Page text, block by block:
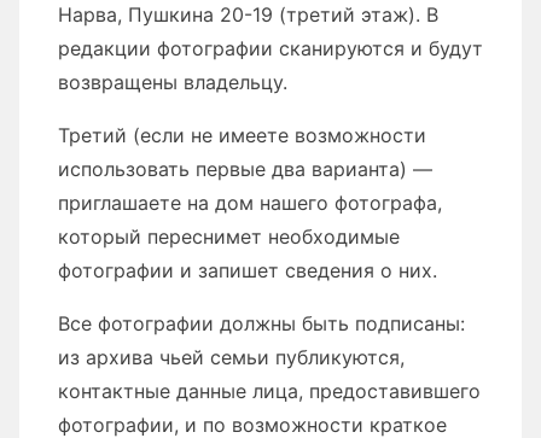
Нарва, Пушкина 20-19 (третий этаж). В
редакции фотографии сканируются и будут
возвращены владельцу.
Третий (если не имеете возможности
использовать первые два варианта) —
приглашаете на дом нашего фотографа,
который переснимет необходимые
фотографии и запишет сведения о них.
Все фотографии должны быть подписаны:
из архива чьей семьи публикуются,
контактные данные лица, предоставившего
фотографии, и по возможности краткое